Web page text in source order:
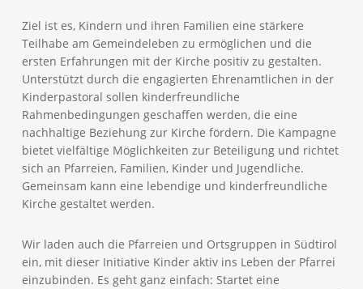
Ziel ist es, Kindern und ihren Familien eine stärkere
Teilhabe am Gemeindeleben zu ermöglichen und die
ersten Erfahrungen mit der Kirche positiv zu gestalten.
Unterstützt durch die engagierten Ehrenamtlichen in der
Kinderpastoral sollen kinderfreundliche
Rahmenbedingungen geschaffen werden, die eine
nachhaltige Beziehung zur Kirche fördern. Die Kampagne
bietet vielfältige Möglichkeiten zur Beteiligung und richtet
sich an Pfarreien, Familien, Kinder und Jugendliche.
Gemeinsam kann eine lebendige und kinderfreundliche
Kirche gestaltet werden.
Wir laden auch die Pfarreien und Ortsgruppen in Südtirol
ein, mit dieser Initiative Kinder aktiv ins Leben der Pfarrei
einzubinden. Es geht ganz einfach: Startet eine